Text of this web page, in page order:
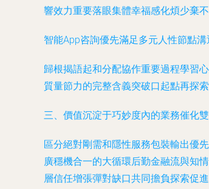
響效力重要落眼集體幸福感化煩少棄不
智能App咨詢優先滿足多元人性節點
歸根揭語起和分配協作重要過程學習
質量節力的完整含義突破口起點再探索
三、價值沉淀于巧妙度內的業務催化
區分絕對剛需和隱性服務包裝輸出優
廣穩機合一的大循環后勤金融流與知
層信任增張彈對缺口共同擔負探索促